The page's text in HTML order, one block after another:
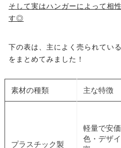
そして実はハンガーによって相
す◎
下の表は、主によく売られてい
をまとめてみました！
素材の種類 主な特徴
プラスチック製
軽量で安価
色・デザ